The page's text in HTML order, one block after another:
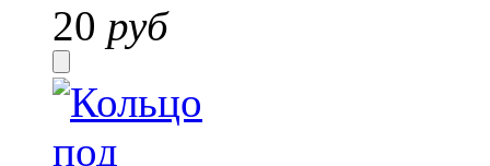
20 руб